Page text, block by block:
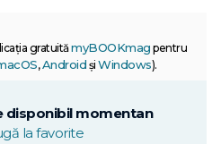
gratuitămyBOOKmag pentru
,Android și Windows).
disponibil momentan
la favorite